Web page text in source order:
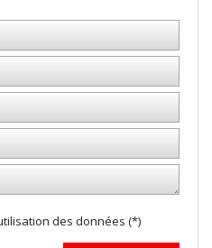
des données (*)